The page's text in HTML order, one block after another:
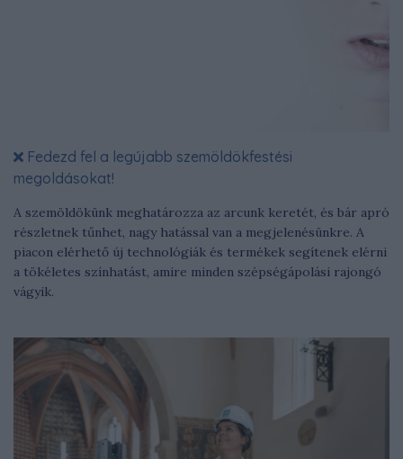
Fedezd fel a legújabb szemöldökfestési
megoldásokat!
A szemöldökünk meghatározza az arcunk keretét, és bár apró
részletnek tűnhet, nagy hatással van a megjelenésünkre. A
piacon elérhető új technológiák és termékek segítenek elérni
a tökéletes színhatást, amire minden szépségápolási rajongó
vágyik.